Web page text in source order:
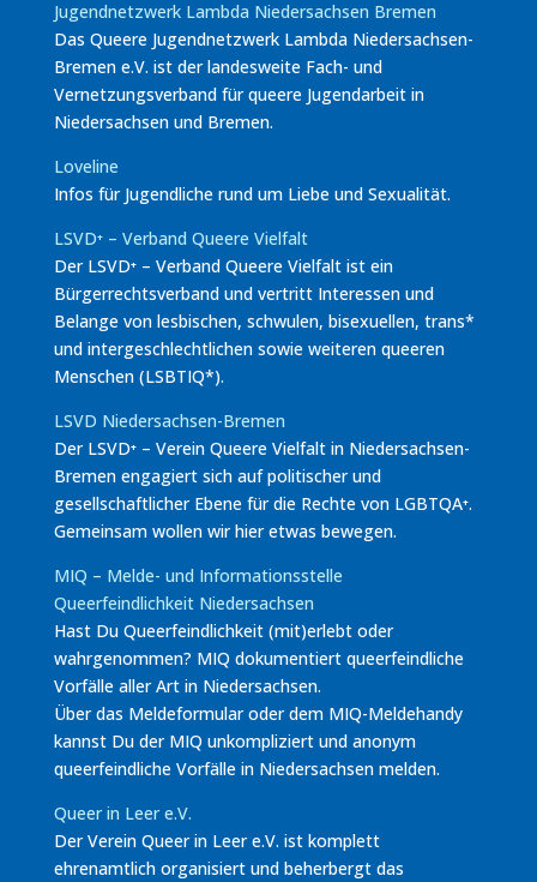
Jugendnetzwerk Lambda Niedersachsen Bremen
Das Queere Jugendnetzwerk Lambda Niedersachsen-
Bremen e.V. ist der landesweite Fach- und
Vernetzungsverband für queere Jugendarbeit in
Niedersachsen und Bremen.
Loveline
Infos für Jugendliche rund um Liebe und Sexualität.
LSVD⁺ – Verband Queere Vielfalt
Der LSVD⁺– Verband Queere Vielfalt ist ein
Bürgerrechtsverband und vertritt Interessen und
Belange von lesbischen, schwulen, bisexuellen, trans*
und intergeschlechtlichen sowie weiteren queeren
Menschen (LSBTIQ*).
LSVD Niedersachsen-Bremen
Der LSVD⁺ – Verein Queere Vielfalt in Niedersachsen-
Bremen engagiert sich auf politischer und
gesellschaftlicher Ebene für die Rechte von LGBTQA⁺.
Gemeinsam wollen wir hier etwas bewegen.
MIQ – Melde- und Informationsstelle
Queerfeindlichkeit Niedersachsen
Hast Du Queerfeindlichkeit (mit)erlebt oder
wahrgenommen? MIQ dokumentiert queerfeindliche
Vorfälle aller Art in Niedersachsen.
Über das Meldeformular oder dem MIQ-Meldehandy
kannst Du der MIQ unkompliziert und anonym
queerfeindliche Vorfälle in Niedersachsen melden.
Queer in Leer e.V.
Der Verein Queer in Leer e.V. ist komplett
ehrenamtlich organisiert und beherbergt das